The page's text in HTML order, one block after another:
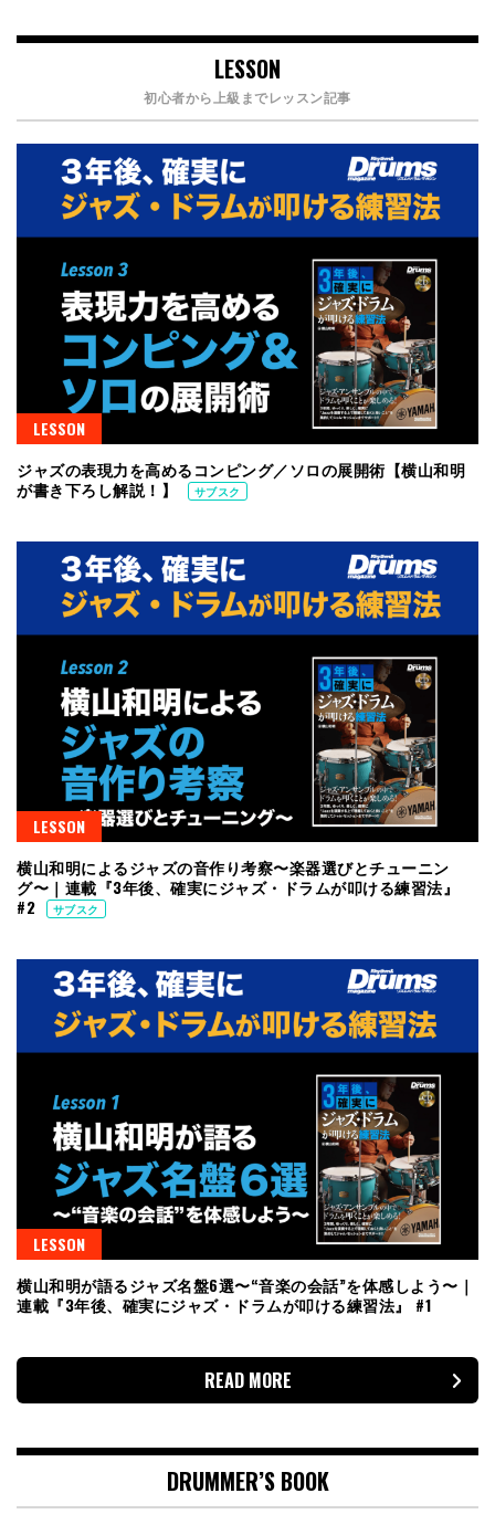
LESSON
初心者から上級までレッスン記事
LESSON
ジャズの表現力を高めるコンピング／ソロの展開術【横山和明
が書き下ろし解説！】
サブスク
LESSON
横山和明によるジャズの音作り考察〜楽器選びとチューニン
グ〜｜連載『3年後、確実にジャズ・ドラムが叩ける練習法』
#2
サブスク
LESSON
横山和明が語るジャズ名盤6選〜“音楽の会話”を体感しよう〜｜
連載『3年後、確実にジャズ・ドラムが叩ける練習法』 #1
READ MORE
DRUMMER’S BOOK